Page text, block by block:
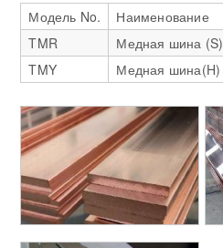
Модель No. Наименование
TMR
Медная шина (S)
TMY
Медная шина(H)